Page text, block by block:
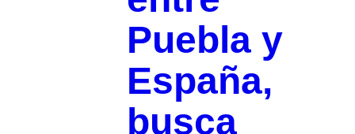
Puebla y
España,
busca